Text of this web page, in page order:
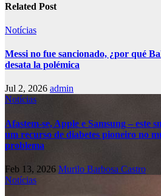
Related Post
Notícias
Messi no fue sancionado, ¿por qué
desata la polémica
Jul 2, 2026 admin
Notícias
Afastem-se, Apple e Samsung – este
um recurso de diabetes pioneiro no
problema
Feb 13, 2026 Murilo Barbosa Castro
Notícias